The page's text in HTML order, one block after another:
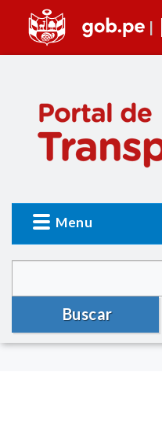
Menu
Buscar